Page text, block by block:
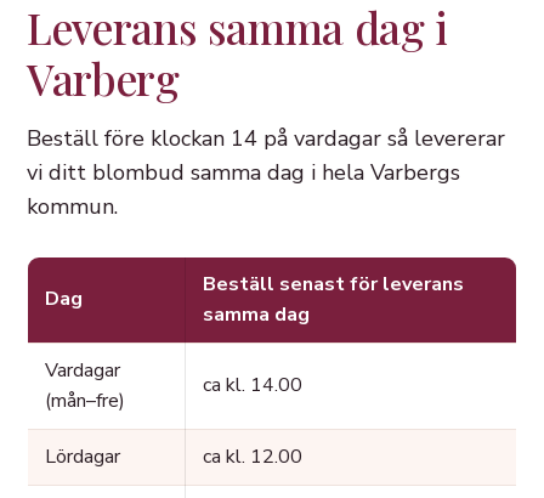
Leverans samma dag i
Varberg
Beställ före klockan 14 på vardagar så levererar
vi ditt blombud samma dag i hela Varbergs
kommun.
Dag
Beställ senast för leverans
samma dag
Vardagar
(mån–fre)
ca kl. 14.00
Lördagar ca kl. 12.00